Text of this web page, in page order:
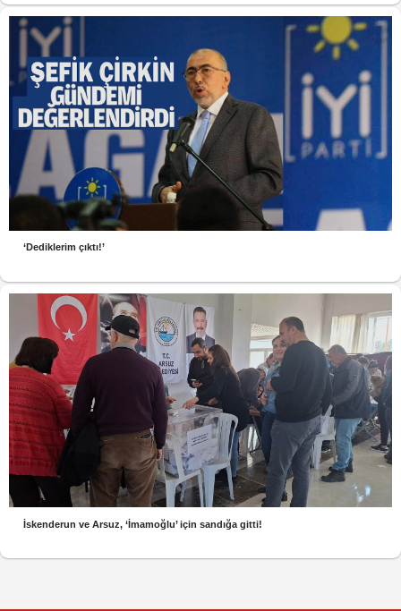
‘Dediklerim çıktı!’
İskenderun ve Arsuz, ‘İmamoğlu’ için sandığa gitti!